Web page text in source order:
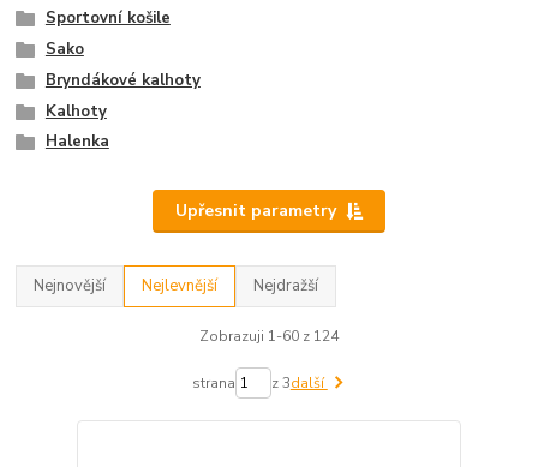
Sportovní košile
Sako
Bryndákové kalhoty
Kalhoty
Halenka
Upřesnit parametry
Nejnovější Nejlevnější Nejdražší
Zobrazuji 1-60 z 124
strana z 3další